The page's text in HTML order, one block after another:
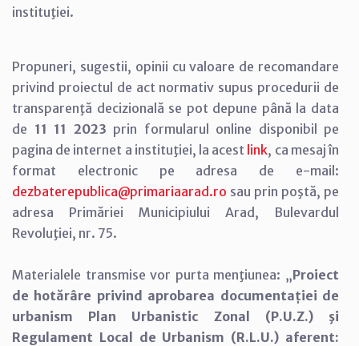
instituţiei.
Propuneri, sugestii, opinii cu valoare de recomandare
privind proiectul de act normativ supus procedurii de
transparenţă decizională se pot depune până la data
de 11 11 2023 prin formularul online disponibil pe
pagina de internet a instituţiei, la acest link, ca mesaj în
format electronic pe adresa de e-mail:
dezbaterepublica@primariaarad.ro sau prin poştă, pe
adresa Primăriei Municipiului Arad, Bulevardul
Revoluţiei, nr. 75.
Materialele transmise vor purta menţiunea: „Proiect
de hotărâre privind aprobarea documentației de
urbanism Plan Urbanistic Zonal (P.U.Z.) şi
Regulament Local de Urbanism (R.L.U.) aferent: